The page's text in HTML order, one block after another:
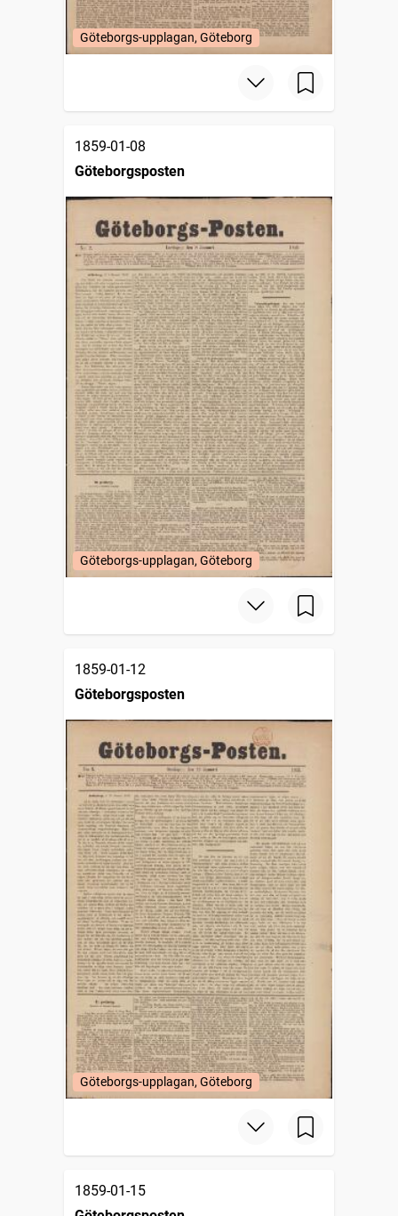
Göteborgs-upplagan, Göteborg
1859-01-08
Göteborgsposten
Göteborgs-upplagan, Göteborg
1859-01-12
Göteborgsposten
Göteborgs-upplagan, Göteborg
1859-01-15